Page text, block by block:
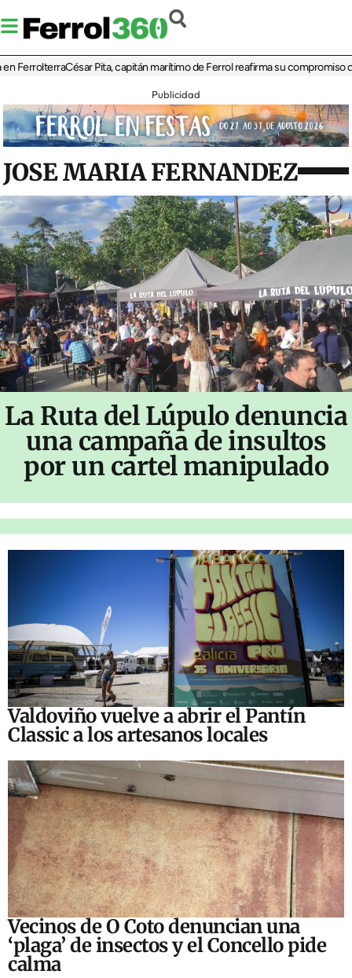
César Pita, capitán marítimo de Ferrol reafirma su compromiso con
Publicidad
JOSE MARIA FERNANDEZ
La Ruta del Lúpulo denuncia
una campaña de insultos
por un cartel manipulado
Valdoviño vuelve a abrir el Pantín
Classic a los artesanos locales
Vecinos de O Coto denuncian una
‘plaga’ de insectos y el Concello pide
calma